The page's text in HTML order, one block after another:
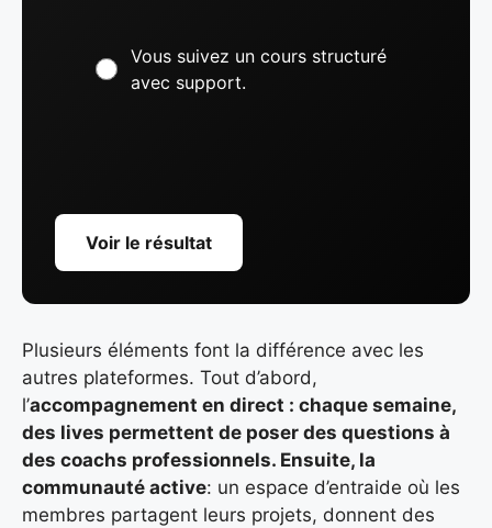
Vous suivez un cours structuré
avec support.
Voir le résultat
Plusieurs éléments font la différence avec les
autres plateformes. Tout d’abord,
l’accompagnement en direct : chaque semaine,
des lives permettent de poser des questions à
des coachs professionnels. Ensuite, la
communauté active: un espace d’entraide où les
membres partagent leurs projets, donnent des